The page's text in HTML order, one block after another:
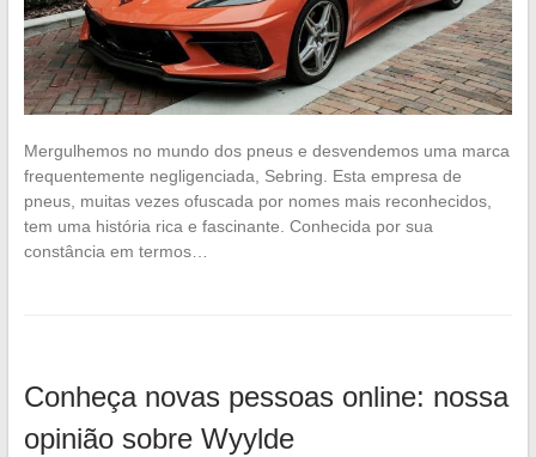
Mergulhemos no mundo dos pneus e desvendemos uma marca
frequentemente negligenciada, Sebring. Esta empresa de
pneus, muitas vezes ofuscada por nomes mais reconhecidos,
tem uma história rica e fascinante. Conhecida por sua
constância em termos…
Conheça novas pessoas online: nossa
opinião sobre Wyylde